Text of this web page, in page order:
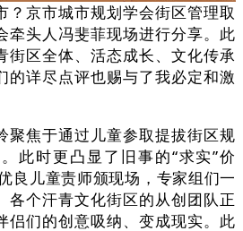
？京市城市规划学会街区管理取
牵头人冯斐菲现场进行分享。此
街区全体、活态成长、文化传承
的详尽点评也赐与了我必定和激
焦于通过儿童参取提拔街区规
此时更凸显了旧事的“求实”价
良儿童责师颁现场，专家组们一
各个汗青文化街区的从创团队正
侣们的创意吸纳、变成现实。此